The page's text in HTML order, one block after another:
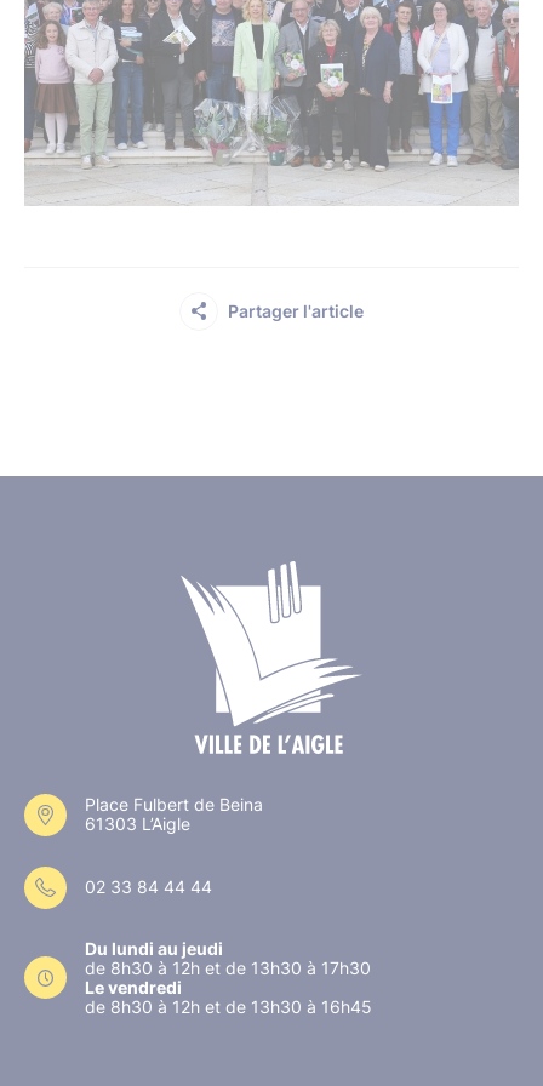
Partager l'article
Place Fulbert de Beina
61303 L’Aigle
02 33 84 44 44
Du lundi au jeudi
de 8h30 à 12h et de 13h30 à 17h30
Le vendredi
de 8h30 à 12h et de 13h30 à 16h45